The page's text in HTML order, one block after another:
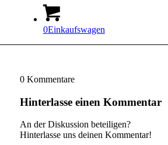
0Einkaufswagen
0 Kommentare
Hinterlasse einen Kommentar
An der Diskussion beteiligen?
Hinterlasse uns deinen Kommentar!